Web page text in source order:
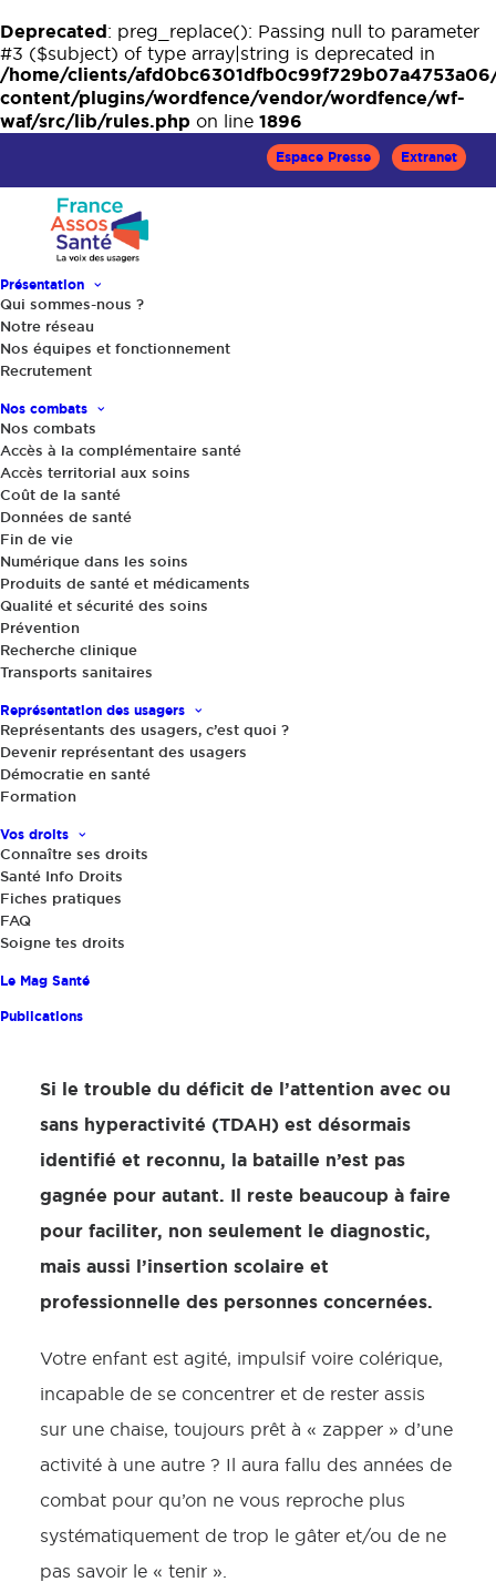
Deprecated: preg_replace(): Passing null to parameter
#3 ($subject) of type array|string is deprecated in
/home/clients/
content/plugins/wordfence/vendor/wordfence/wf-
waf/src/lib/rules.php on line 1896
Espace Presse Extranet
Présentation
Qui sommes-nous ?
Notre réseau
Nos équipes et fonctionnement
Recrutement
Nos combats
Nos combats
Accès à la complémentaire santé
Accès territorial aux soins
Coût de la santé
Données de santé
Fin de vie
Numérique dans les soins
Produits de santé et médicaments
Qualité et sécurité des soins
Prévention
Recherche clinique
Transports sanitaires
Représentation des usagers
Représentants des usagers, c’est quoi ?
Devenir représentant des usagers
Démocratie en santé
Formation
Vos droits
Connaître ses droits
Santé Info Droits
Fiches pratiques
FAQ
Soigne tes droits
Le Mag Santé
Publications
Accueil
Actualités,Le Mag Santé
Le TDAH, aujourd’hui… et après ?
Si le trouble du déficit de l’attention avec ou
sans hyperactivité (TDAH) est désormais
identifié et reconnu, la bataille n’est pas
gagnée pour autant. Il reste beaucoup à faire
pour faciliter, non seulement le diagnostic,
mais aussi l’insertion scolaire et
professionnelle des personnes concernées.
Votre enfant est agité, impulsif voire colérique,
incapable de se concentrer et de rester assis
sur une chaise, toujours prêt à « zapper » d’une
activité à une autre ? Il aura fallu des années de
combat pour qu’on ne vous reproche plus
systématiquement de trop le gâter et/ou de ne
pas savoir le « tenir ».